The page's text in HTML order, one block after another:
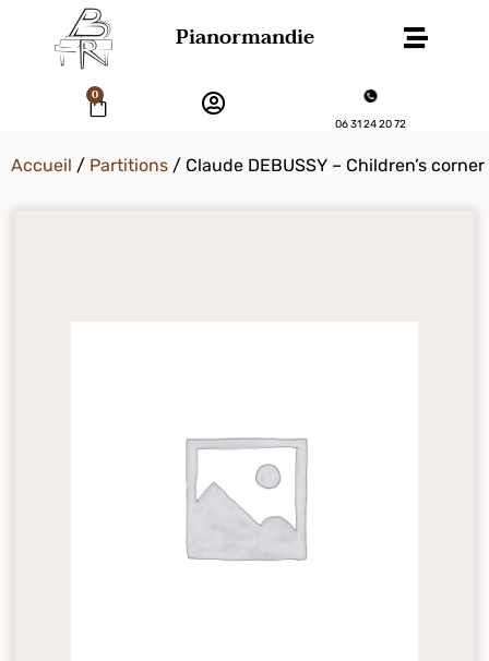
Pianormandie
0
06 31 24 20 72
Accueil / Partitions / Claude DEBUSSY – Children’s corner